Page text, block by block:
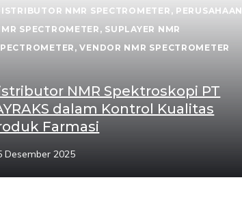
NMR SPECTROMETER , PERUSAHAAN
SPECTROMETER, SUPLAYER NMR
,VENDOR NMR SPECTROMETER
NMR Spektroskopi PT
dalam Kontrol Kualitas
Farmasi
Desember 2025